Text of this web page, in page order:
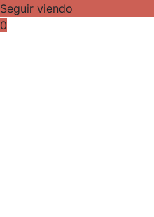
Seguir viendo
0